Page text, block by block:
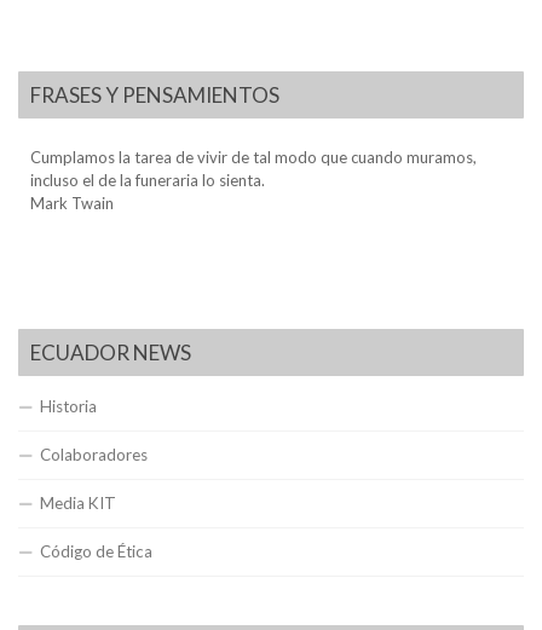
FRASES Y PENSAMIENTOS
Cumplamos la tarea de vivir de tal modo que cuando muramos,
incluso el de la funeraria lo sienta.
Mark Twain
ECUADOR NEWS
Historia
Colaboradores
Media KIT
Código de Ética